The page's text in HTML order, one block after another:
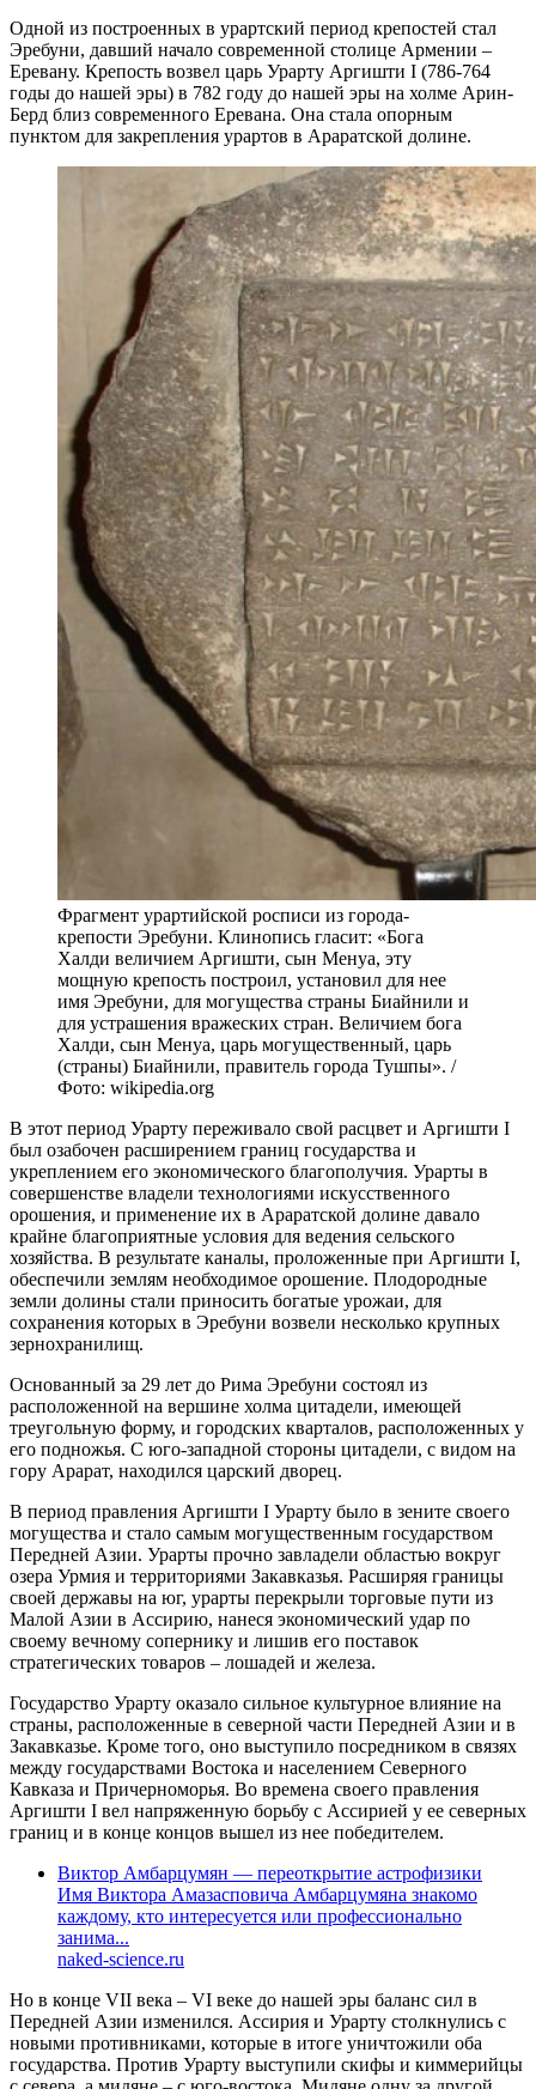
Одной из построенных в урартский период крепостей стал
Эребуни, давший начало современной столице Армении –
Еревану. Крепость возвел царь Урарту Аргишти I (786-764
годы до нашей эры) в 782 году до нашей эры на холме Арин-
Берд близ современного Еревана. Она стала опорным
пунктом для закрепления урартов в Араратской долине.
Фрагмент урартийской росписи из города-
крепости Эребуни. Клинопись гласит: «Бога
Халди величием Аргишти, сын Менуа, эту
мощную крепость построил, установил для нее
имя Эребуни, для могущества страны Биайнили и
для устрашения вражеских стран. Величием бога
Халди, сын Менуа, царь могущественный, царь
(страны) Биайнили, правитель города Тушпы». /
Фото: wikipedia.org
В этот период Урарту переживало свой расцвет и Аргишти I
был озабочен расширением границ государства и
укреплением его экономического благополучия. Урарты в
совершенстве владели технологиями искусственного
орошения, и применение их в Араратской долине давало
крайне благоприятные условия для ведения сельского
хозяйства. В результате каналы, проложенные при Аргишти I,
обеспечили землям необходимое орошение. Плодородные
земли долины стали приносить богатые урожаи, для
сохранения которых в Эребуни возвели несколько крупных
зернохранилищ.
Основанный за 29 лет до Рима Эребуни состоял из
расположенной на вершине холма цитадели, имеющей
треугольную форму, и городских кварталов, расположенных у
его подножья. С юго-западной стороны цитадели, с видом на
гору Арарат, находился царский дворец.
В период правления Аргишти I Урарту было в зените своего
могущества и стало самым могущественным государством
Передней Азии. Урарты прочно завладели областью вокруг
озера Урмия и территориями Закавказья. Расширяя границы
своей державы на юг, урарты перекрыли торговые пути из
Малой Азии в Ассирию, нанеся экономический удар по
своему вечному сопернику и лишив его поставок
стратегических товаров – лошадей и железа.
Государство Урарту оказало сильное культурное влияние на
страны, расположенные в северной части Передней Азии и в
Закавказье. Кроме того, оно выступило посредником в связях
между государствами Востока и населением Северного
Кавказа и Причерноморья. Во времена своего правления
Аргишти I вел напряженную борьбу с Ассирией у ее северных
границ и в конце концов вышел из нее победителем.
Виктор Амбарцумян — переоткрытие астрофизики
Имя Виктора Амазасповича Амбарцумяна знакомо
каждому, кто интересуется или профессионально
занима...
naked-science.ru
Но в конце VII века – VI веке до нашей эры баланс сил в
Передней Азии изменился. Ассирия и Урарту столкнулись с
новыми противниками, которые в итоге уничтожили оба
государства. Против Урарту выступили скифы и киммерийцы